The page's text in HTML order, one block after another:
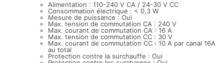
Alimentation : 110-240 V CA / 24-30 V CC
Consommation électrique : < 0,3 W
Mesure de puissance : Oui
Max. tension de commutation CA : 240 V
Max. courant de commutation CA : 16 A
Max. tension de commutation CC : 30 V
Max. courant de commutation CC : 10 A par canal 16A
au total
Protection contre la surchauffe : Oui